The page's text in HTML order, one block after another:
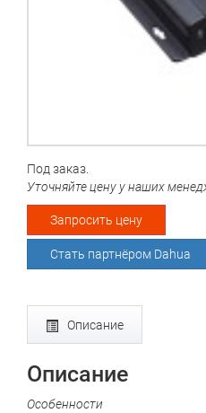
Под заказ.
Уточняйте цену у наших
Запросить цену
Стать партнёром Dahua
Описание
Описание
Особенности